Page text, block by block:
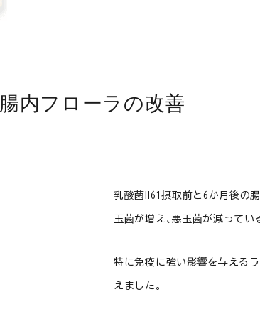
腸内フローラの改善
乳酸菌H61摂取前と6か月後の
玉菌が増え､悪玉菌が減ってい
特に免疫に強い影響を与える
えました。